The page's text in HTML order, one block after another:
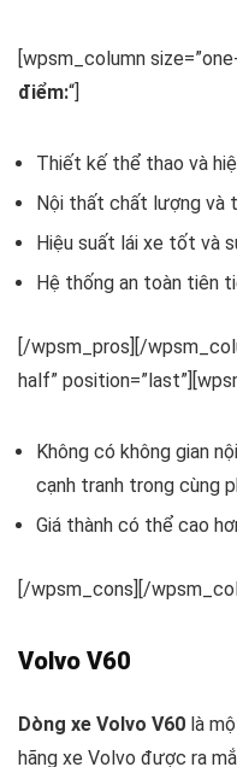
[wpsm_column
điểm:“]
Thiết kế thể thao và
Nội thất chất lượng và
Hiệu suất lái xe tốt và
Hệ thống an toàn tiên
[/wpsm_pros][/
half”
Không có không gian
cạnh tranh trong cùng
Giá thành có thể cao
[/wpsm_cons][/
Volvo V60
Dòng xe Volvo V60 là
hãng xe Volvo được ra